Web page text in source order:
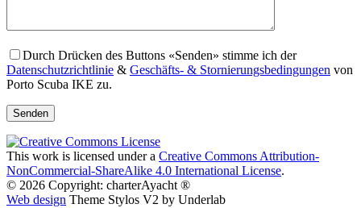
Durch Drücken des Buttons «Senden» stimme ich der
Datenschutzrichtlinie & Geschäfts- & Stornierungsbedingungen von
Porto Scuba IKE zu.
This work is licensed under a Creative Commons Attribution-
NonCommercial-ShareAlike 4.0 International License.
© 2026 Copyright: charterAyacht ®
Web design Theme Stylos V2 by Underlab